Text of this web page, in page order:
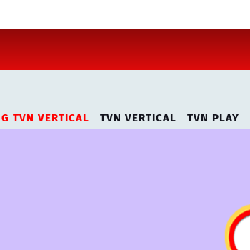
TVN VERTICAL TVN VERTICAL TVN PLAY